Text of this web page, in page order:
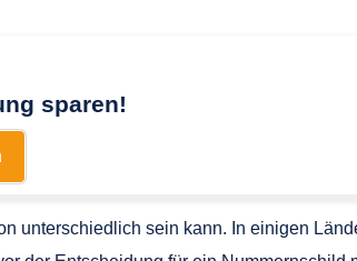
sparen!
unterschiedlich sein kann. In einigen